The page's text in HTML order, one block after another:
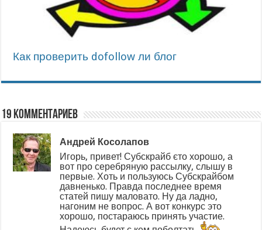
Как проверить dofollow ли блог
19 комментариев
Андрей Косолапов
Игорь, привет! Субскрайб єто хорошо, а
вот про серебряную рассылку, слышу в
первые. Хоть и пользуюсь Субскрайбом
давненько. Правда последнее время
статей пишу маловато. Ну да ладно,
нагоним не вопрос. А вот конкурс это
хорошо, постараюсь принять участие.